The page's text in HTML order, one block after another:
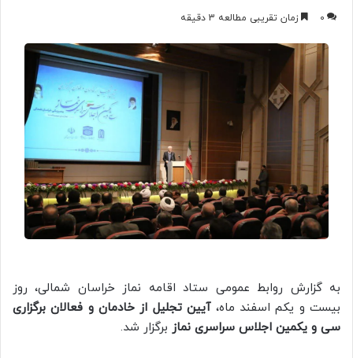
0 زمان تقریبی مطالعه 3 دقیقه
به گزارش روابط عمومی ستاد اقامه نماز خراسان شمالی، روز
بیست و یکم اسفند ماه،آیین تجلیل از خادمان و فعالان برگزاری
سی و یکمین اجلاس سراسری نماز برگزار شد.